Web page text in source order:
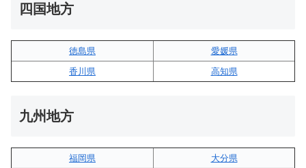
四国地方
徳島県
愛媛県
香川県
高知県
九州地方
福岡県
大分県